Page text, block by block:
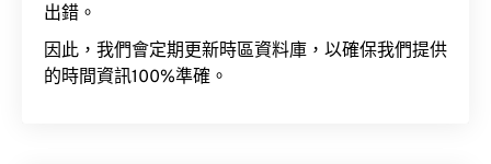
出錯。
因此，我們會定期更新時區資料庫，以確保我們提供
的時間資訊100%準確。